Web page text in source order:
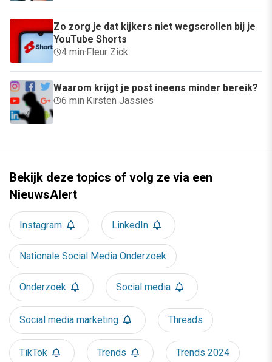
Zo zorg je dat kijkers niet wegscrollen bij je
YouTube Shorts
4 min·Fleur Zick
Waarom krijgt je post ineens minder bereik?
6 min·Kirsten Jassies
Bekijk deze topics of volg ze via een
NieuwsAlert
Instagram LinkedIn
Nationale Social Media Onderzoek
Onderzoek Social media
Social media marketing Threads
TikTok Trends Trends 2024